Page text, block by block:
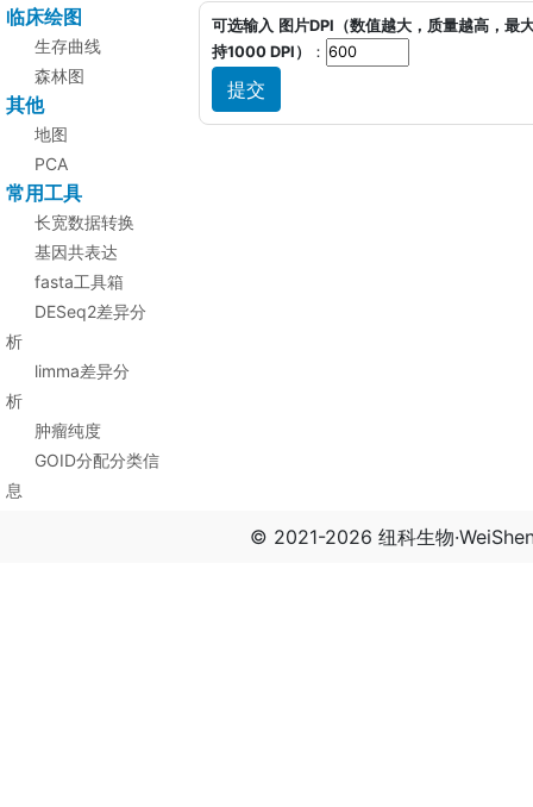
临床绘图
生存曲线
森林图
其他
地图
PCA
常用工具
长宽数据转换
基因共表达
fasta工具箱
DESeq2差异分
析
limma差异分
析
肿瘤纯度
GOID分配分类信
息
可选输入 图片DPI（数值越大，质量越高，最
持1000 DPI）
：
© 2021-2026 纽科生物